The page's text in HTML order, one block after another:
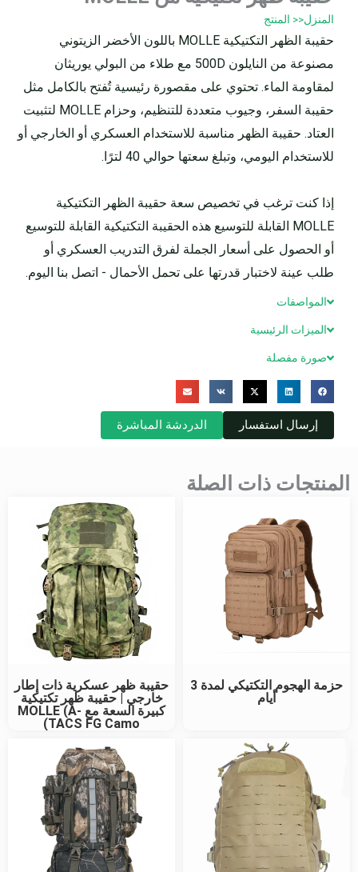
المنزل<< المنتج
حقيبة الظهر التكتيكية MOLLE باللون الأخضر الزيتوني
مصنوعة من النايلون 500D مع طلاء من البولي يوريثان
لمقاومة الماء. تحتوي على مقصورة رئيسية تُفتح بالكامل مثل
حقيبة السفر، وجيوب متعددة للتنظيم، وحزام MOLLE لتثبيت
العتاد. حقيبة الظهر مناسبة للاستخدام العسكري أو الخارجي أو
للاستخدام اليومي، وتبلغ سعتها حوالي 40 لترًا.
إذا كنت ترغب في تخصيص سعة حقيبة الظهر التكتيكية
MOLLE القابلة للتوسيع هذه الحقيبة التكتيكية القابلة للتوسيع
أو الحصول على أسعار الجملة لفرق التدريب العسكري أو
طلب عينة لاختبار قدرتها على تحمل الأحمال - اتصل بنا اليوم.
المواصفات
الميزات الرئيسية
صورة مفصلة
إرسال استفسار الدردشة المباشرة
المنتجات ذات الصلة
حزمة الهجوم التكتيكي لمدة 3
أيام
حقيبة ظهر عسكرية ذات إطار
خارجي | حقيبة ظهر تكتيكية
كبيرة السعة مع MOLLE (A-
TACS FG Camo)